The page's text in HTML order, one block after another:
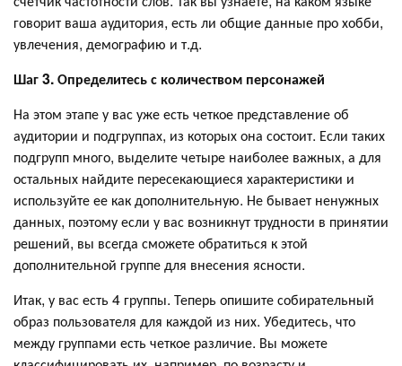
говорит ваша аудитория, есть ли общие данные про хобби,
увлечения, демографию и т.д.
Шаг 3. Определитесь с количеством персонажей
На этом этапе у вас уже есть четкое представление об
аудитории и подгруппах, из которых она состоит. Если таких
подгрупп много, выделите четыре наиболее важных, а для
остальных найдите пересекающиеся характеристики и
используйте ее как дополнительную. Не бывает ненужных
данных, поэтому если у вас возникнут трудности в принятии
решений, вы всегда сможете обратиться к этой
дополнительной группе для внесения ясности.
Итак, у вас есть 4 группы. Теперь опишите собирательный
образ пользователя для каждой из них. Убедитесь, что
между группами есть четкое различие. Вы можете